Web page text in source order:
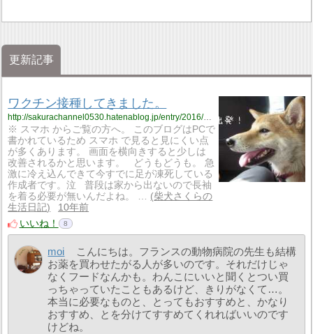
更新記事
ワクチン接種してきました。
http://sakurachannel0530.hatenablog.jp/entry/2016/10/10/%E3%83%AF%E3%82%AF%E3%83%81%E3%83%B3%E6%8E%A5%E7%A8%AE%E3%81%97%E3%81%A6%E3%81%8D%E3%81%BE%E3%81%97%E3%81%9F%E3%80%82
※ スマホ からご覧の方へ。 このブログはPCで
書かれているため スマホ で見ると見にくい点
が多くあります。 画面を横向きすると少しは
改善されるかと思います。 どうもどうも。 急
激に冷え込んできて今すでに足が凍死している
作成者です。泣 普段は家から出ないので長袖
を着る必要が無いんだよね。 …
柴犬さくらの
生活日記
10年前
いいね！
8
moi
こんにちは。フランスの動物病院の先生も結構
お薬を買わせたがる人が多いのです。それだけじゃ
なくフードなんかも。わんこにいいと聞くとつい買
っちゃっていたこともあるけど、きりがなくて…。
本当に必要なものと、とってもおすすめと、かなり
おすすめ、とを分けてすすめてくれればいいのです
けどね。